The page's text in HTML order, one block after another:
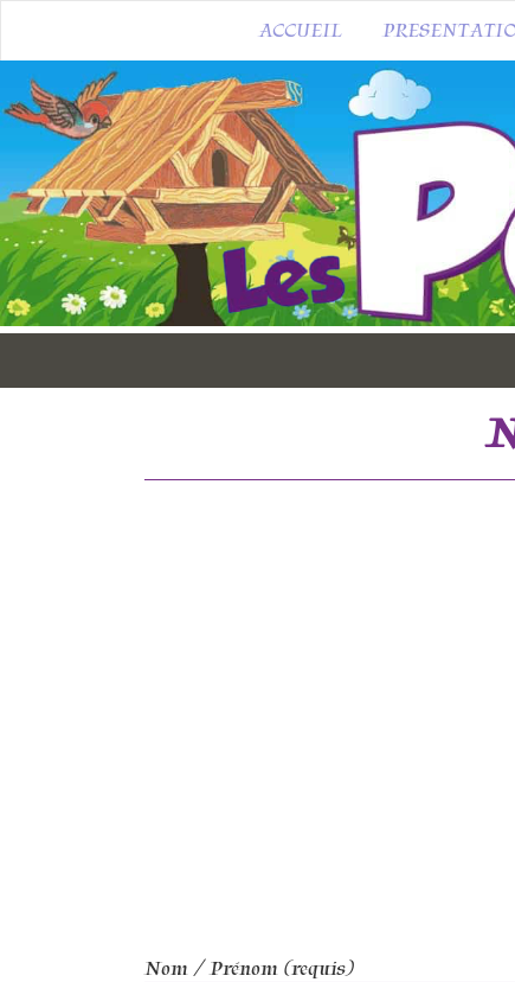
ACCUEIL
Nom / Prénom (requis)